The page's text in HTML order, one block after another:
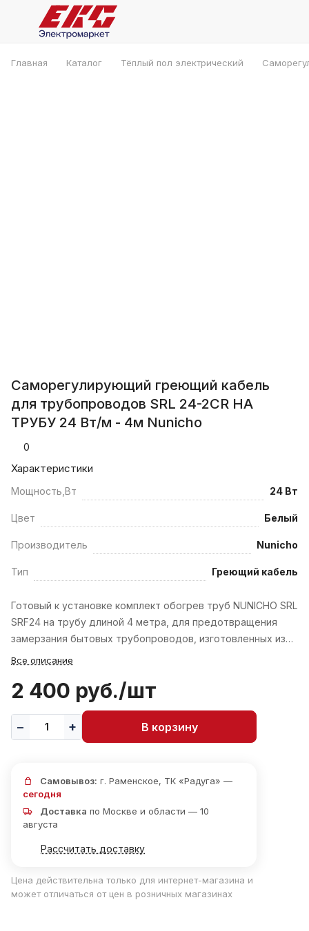
Главная Каталог Тёплый пол электрический
Саморегулирующий греющий кабель
для трубопроводов SRL 24-2CR НА
ТРУБУ 24 Вт/м - 4м Nunicho
0
Характеристики
Мощность,Вт 24 Вт
Цвет Белый
Производитель Nunicho
Тип Греющий кабель
Готовый к установке комплект обогрев труб NUNICHO SRL
SRF24 на трубу длиной 4 метра, для предотвращения
замерзания бытовых трубопроводов, изготовленных из…
Все описание
2 400 руб./шт
В корзину
Самовывоз: г. Раменское, ТК «Радуга» —
сегодня
Доставка по Москве и области — 10
августа
Рассчитать доставку
Цена действительна только для интернет-магазина и
может отличаться от цен в розничных магазинах